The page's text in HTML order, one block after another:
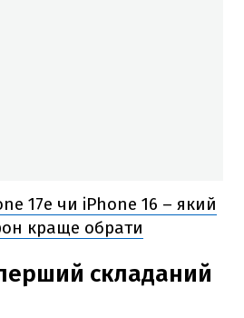
17e чи iPhone 16 – який
краще обрати
складаний